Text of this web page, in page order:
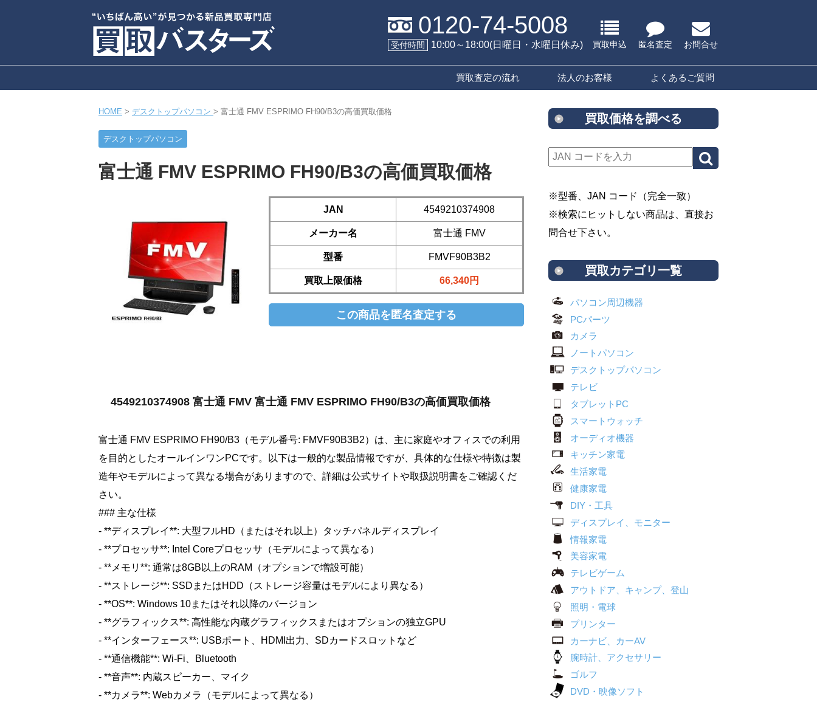
0120-74-5008
受付時間 10:00～18:00(日曜日・水曜日休み) 買取申込 匿名査定 お問合せ
買取査定の流れ 法人のお客様 よくあるご質問
HOME > デスクトップパソコン > 富士通 FMV ESPRIMO FH90/B3の高価買取価格
デスクトップパソコン
富士通 FMV ESPRIMO FH90/B3の高価買取価格
JAN 4549210374908
メーカー名 富士通 FMV
型番 FMVF90B3B2
買取上限価格 66,340円
4549210374908 富士通 FMV 富士通 FMV ESPRIMO FH90/B3の高価買取価格
富士通 FMV ESPRIMO FH90/B3（モデル番号: FMVF90B3B2）は、主に家庭やオフィスでの利用
を目的としたオールインワンPCです。以下は一般的な製品情報ですが、具体的な仕様や特徴は製
造年やモデルによって異なる場合がありますので、詳細は公式サイトや取扱説明書をご確認くだ
さい。
### 主な仕様
- **ディスプレイ**: 大型フルHD（またはそれ以上）タッチパネルディスプレイ
- **プロセッサ**: Intel Coreプロセッサ（モデルによって異なる）
- **メモリ**: 通常は8GB以上のRAM（オプションで増設可能）
- **ストレージ**: SSDまたはHDD（ストレージ容量はモデルにより異なる）
- **OS**: Windows 10またはそれ以降のバージョン
- **グラフィックス**: 高性能な内蔵グラフィックスまたはオプションの独立GPU
- **インターフェース**: USBポート、HDMI出力、SDカードスロットなど
- **通信機能**: Wi-Fi、Bluetooth
- **音声**: 内蔵スピーカー、マイク
- **カメラ**: Webカメラ（モデルによって異なる）
買取価格を調べる
※型番、JAN コード（完全一致）
※検索にヒットしない商品は、直接お
問合せ下さい。
買取カテゴリ一覧
パソコン周辺機器
PCパーツ
カメラ
ノートパソコン
デスクトップパソコン
テレビ
タブレットPC
スマートウォッチ
オーディオ機器
キッチン家電
生活家電
健康家電
DIY・工具
ディスプレイ、モニター
情報家電
美容家電
テレビゲーム
アウトドア、キャンプ、登山
照明・電球
プリンター
カーナビ、カーAV
腕時計、アクセサリー
ゴルフ
DVD・映像ソフト